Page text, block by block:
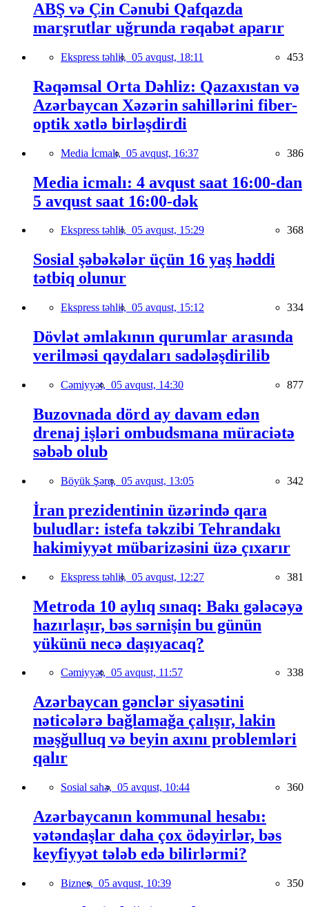
ABŞ və Çin Cənubi Qafqazda
marşrutlar uğrunda rəqabət aparır
Ekspress təhlil, 05 avqust, 18:11 453
Rəqəmsal Orta Dəhliz: Qazaxıstan və
Azərbaycan Xəzərin sahillərini fiber-
optik xətlə birləşdirdi
Media İcmalı, 05 avqust, 16:37 386
Media icmalı: 4 avqust saat 16:00-dan
5 avqust saat 16:00-dək
Ekspress təhlil, 05 avqust, 15:29 368
Sosial şəbəkələr üçün 16 yaş həddi
tətbiq olunur
Ekspress təhlil, 05 avqust, 15:12 334
Dövlət əmlakının qurumlar arasında
verilməsi qaydaları sadələşdirilib
Cəmiyyət, 05 avqust, 14:30 877
Buzovnada dörd ay davam edən
drenaj işləri ombudsmana müraciətə
səbəb olub
Böyük Şərq, 05 avqust, 13:05 342
İran prezidentinin üzərində qara
buludlar: istefa təkzibi Tehrandakı
hakimiyyət mübarizəsini üzə çıxarır
Ekspress təhlil, 05 avqust, 12:27 381
Metroda 10 aylıq sınaq: Bakı gələcəyə
hazırlaşır, bəs sərnişin bu günün
yükünü necə daşıyacaq?
Cəmiyyət, 05 avqust, 11:57 338
Azərbaycan gənclər siyasətini
nəticələrə bağlamağa çalışır, lakin
məşğulluq və beyin axını problemləri
qalır
Sosial sahə, 05 avqust, 10:44 360
Azərbaycanın kommunal hesabı:
vətəndaşlar daha çox ödəyirlər, bəs
keyfiyyət tələb edə bilirlərmi?
Biznes, 05 avqust, 10:39 350